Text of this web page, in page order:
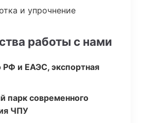
и упрочнение
работы с нами
РФ и ЕАЭС, экспортная
парк современного
ЧПУ